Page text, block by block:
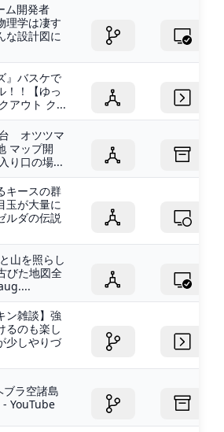
ム開発者
理学は凄す
な設計図に
』バスケで
！！【ゆっ
アウト ク...
オツツマ
マップ開
口の場...
キースの群
玉が大量に
ルダの伝説
山を照らし
びた地図全
ン雑談】強
るのも楽し
少しやりづ
ラ空諸島
- YouTube